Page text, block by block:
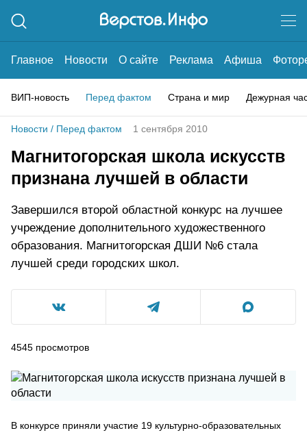
Главное Новости О сайте Реклама Афиша
ВИП-новость Перед фактом Страна и мир Дежурная
Новости / Перед фактом 1 сентября 2010
Магнитогорская школа искусств
признана лучшей в области
Завершился второй областной конкурс на лучшее
учреждение дополнительного художественного
образования. Магнитогорская ДШИ №6 стала
лучшей среди городских школ.
4545 просмотров
В конкурсе приняли участие 19 культурно-образовательных